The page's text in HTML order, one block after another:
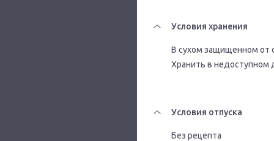
Условия хранения
В сухом защищенном от
Хранить в недоступном
Условия отпуска
Без рецепта